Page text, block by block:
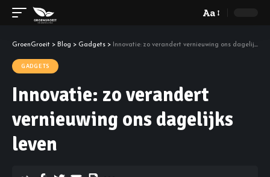
Aa
GroenGroeit > Blog > Gadgets > Innovatie: zo verandert vernieuwing ons dagelijks leven
GADGETS
Innovatie: zo verandert
vernieuwing ons dagelijks
leven